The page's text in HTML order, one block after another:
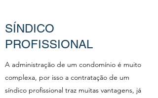
SÍNDICO
PROFISSIONAL
A administração de um condomínio é muito
complexa, por isso a contratação de um
síndico profissional traz muitas vantagens, já